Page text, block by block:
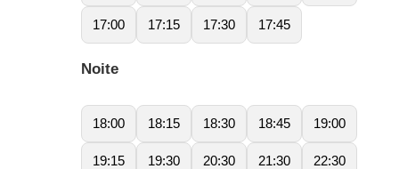
17:00 17:15 17:30 17:45
Noite
18:00 18:15 18:30 18:45 19:00
19:15 19:30 20:30 21:30 22:30